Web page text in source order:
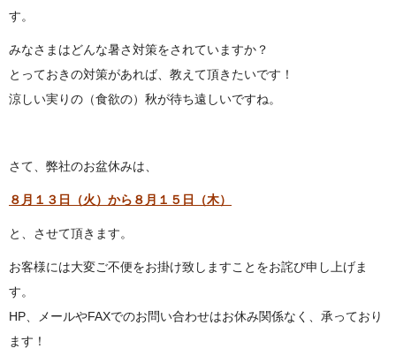
す。
みなさまはどんな暑さ対策をされていますか？
とっておきの対策があれば、教えて頂きたいです！
涼しい実りの（食欲の）秋が待ち遠しいですね。
さて、弊社のお盆休みは、
８月１３日（火）から８月１５日（木）
と、させて頂きます。
お客様には大変ご不便をお掛け致しますことをお詫び申し上げま
す。
HP、メールやFAXでのお問い合わせはお休み関係なく、承っており
ます！